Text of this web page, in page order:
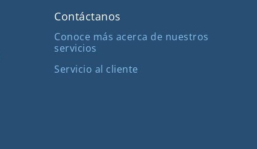
Contáctanos
Conoce más acerca de nuestros
servicios
Servicio al cliente